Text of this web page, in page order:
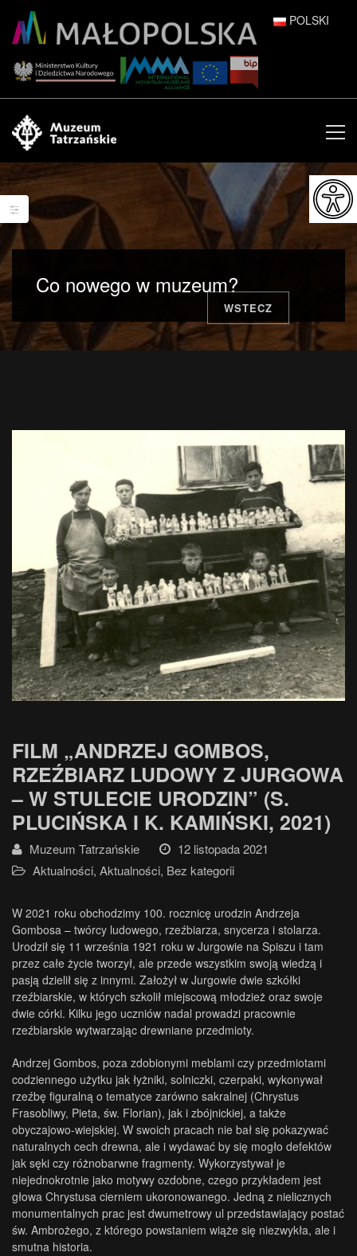
POLSKI
ENGLISH
ESPAÑOL
FRANÇAIS
ITALIANO
日本語
Co nowego w muzeum?
WSTECZ
FILM „ANDRZEJ GOMBOS,
RZEŹBIARZ LUDOWY Z JURGOWA
– W STULECIE URODZIN” (S.
PLUCIŃSKA I K. KAMIŃSKI, 2021)
Muzeum Tatrzańskie
12 listopada 2021
Aktualności, Aktualności, Bez kategorii
W 2021 roku obchodzimy 100. rocznicę urodzin Andrzeja
Gombosa – twórcy ludowego, rzeźbiarza, snycerza i stolarza.
Urodził się 11 września 1921 roku w Jurgowie na Spiszu i tam
przez całe życie tworzył, ale przede wszystkim swoją wiedzą i
pasją dzielił się z innymi. Założył w Jurgowie dwie szkółki
rzeźbiarskie, w których szkolił miejscową młodzież oraz swoje
dwie córki. Kilku jego uczniów nadal prowadzi pracownie
rzeźbiarskie wytwarzając drewniane przedmioty.
Andrzej Gombos, poza zdobionymi meblami czy przedmiotami
codziennego użytku jak łyżniki, solniczki, czerpaki, wykonywał
rzeźbę figuralną o tematyce zarówno sakralnej (Chrystus
Frasobliwy, Pieta, św. Florian), jak i zbójnickiej, a także
obyczajowo-wiejskiej. W swoich pracach nie bał się pokazywać
naturalnych cech drewna, ale i wydawać by się mogło defektów
jak sęki czy różnobarwne fragmenty. Wykorzystywał je
niejednokrotnie jako motywy ozdobne, czego przykładem jest
głowa Chrystusa cierniem ukoronowanego. Jedną z nielicznych
monumentalnych prac jest dwumetrowy ul przedstawiający postać
św. Ambrożego, z którego powstaniem wiąże się niezwykła, ale i
smutna historia.